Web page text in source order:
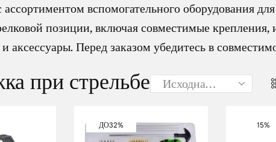
ассортиментом вспомогательного оборудования
позиции, включая совместимые
аксессуары. Перед заказом убедитесь в
при стрельбе
ДО32% 15%